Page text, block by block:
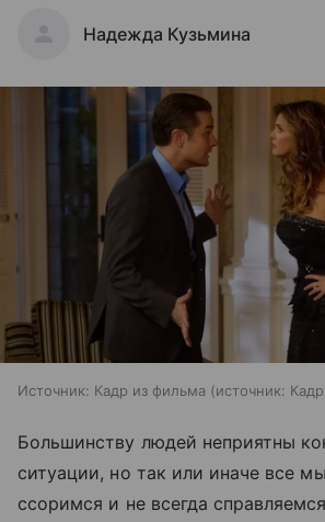
Надежда Кузьмина
Источник: Кадр из фильма источник:
Большинству людей неприятны
ситуации, но так или иначе все
ссоримся и не всегда